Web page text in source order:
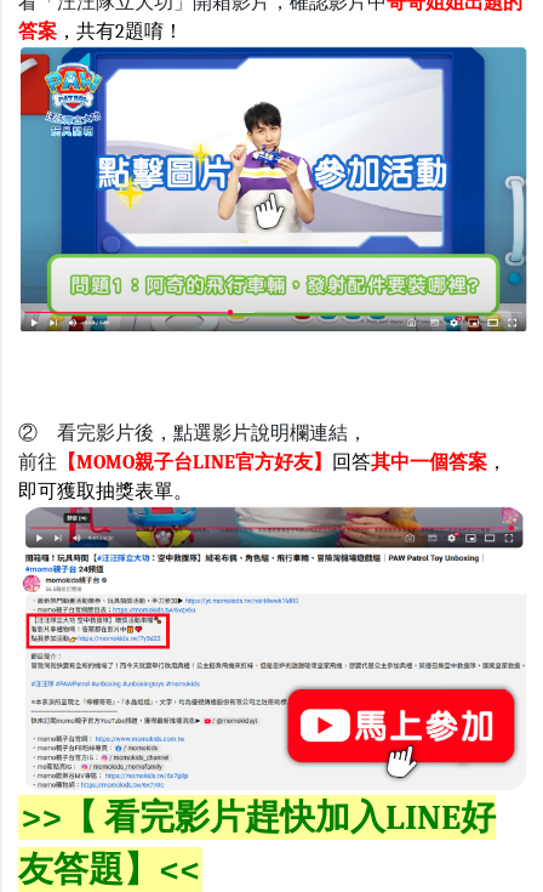
答案 ，共有2題唷！
② 看完影片後，點選影片說明欄連結，
前往 【MOMO親子台LINE官方好友】 回答其中一個答案 ，
即可獲取抽獎表單。
>>【 看完影片趕快加入LINE好
友答題】<<